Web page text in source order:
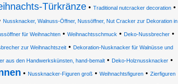
Türkränze• Traditional nutcracker decoration•
Nussknacker, Walnuss-Öffner, Nussöffner, Nut Cracker zur Dekoration in
für Weihnachten • Weihnachtsschmuck • Deko-Nussbrecher •
zur Weihnachtszeit • Dekoration-Nusknacker für Walnüsse und
aus den Handwerkskünsten, hand-bemalt• Deko-Holznussknacker•
• Nussknacker-Figuren groß • Weihnachtsfiguren • Zierfiguren